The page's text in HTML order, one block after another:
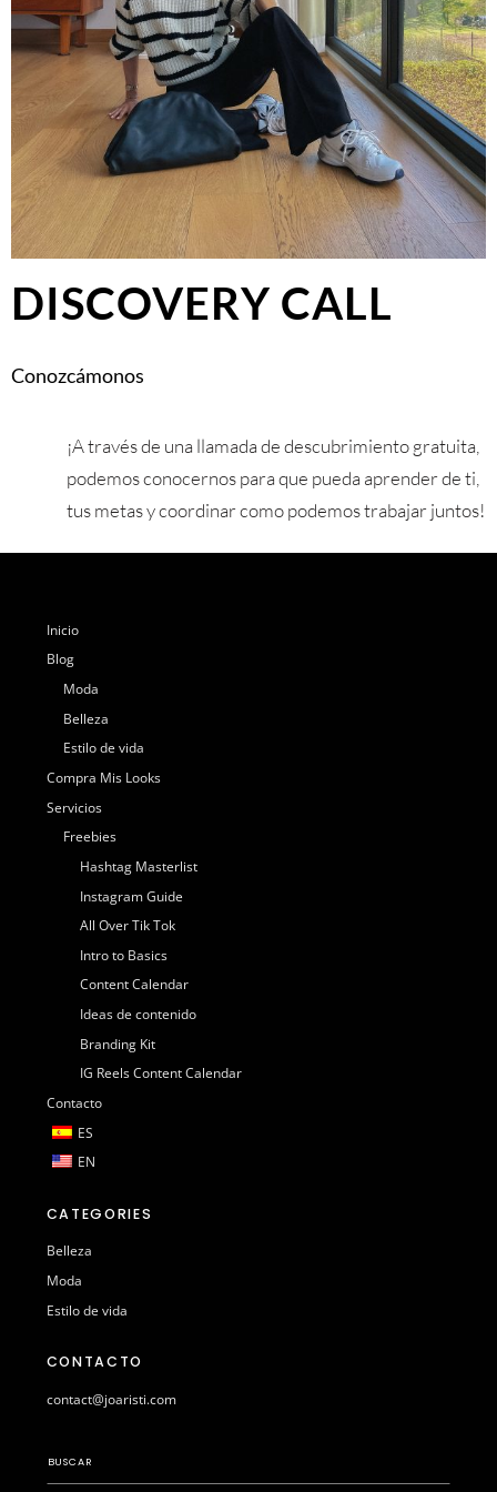
DISCOVERY CALL
Conozcámonos
¡A través de una llamada de descubrimiento gratuita,
podemos conocernos para que pueda aprender de ti,
tus metas y coordinar como podemos trabajar juntos!
Inicio
Blog
Moda
Belleza
Estilo de vida
Compra Mis Looks
Servicios
Freebies
Hashtag Masterlist
Instagram Guide
All Over Tik Tok
Intro to Basics
Content Calendar
Ideas de contenido
Branding Kit
IG Reels Content Calendar
Contacto
ES
EN
CATEGORIES
Belleza
Moda
Estilo de vida
CONTACTO
contact@joaristi.com